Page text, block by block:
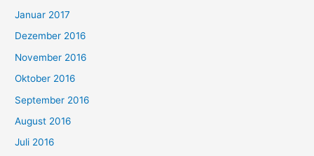
Januar 2017
Dezember 2016
November 2016
Oktober 2016
September 2016
August 2016
Juli 2016